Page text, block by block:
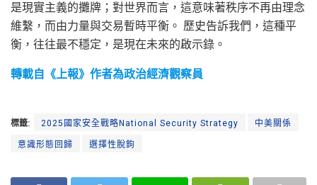
是現實主義的攤牌；對世界而言，這意味著秩序不再由理念
維繫，而由力量與交易暫時平衡。 歷史告訴我們，這種平
衡，往往最不穩定，是現在未來的啟示錄。
轉載自《上報》作者為政治經濟觀察員
標籤: 2025國家安全戰略National Security Strategy 中美關係
意識形態回歸 選擇性脫鉤